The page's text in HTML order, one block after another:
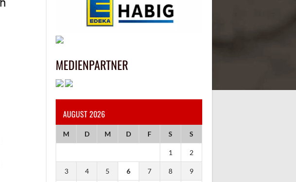
MEDIENPARTNER
AUGUST 2026
M D M D F S S
1 2
3 4 5 6 7 8 9